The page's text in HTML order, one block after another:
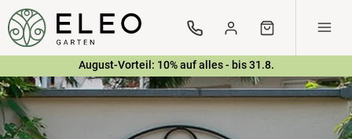
Direkt
zum
Inhalt
EinloggenWarenkorb
August-Vorteil: 10% auf alles - bis 31.8.